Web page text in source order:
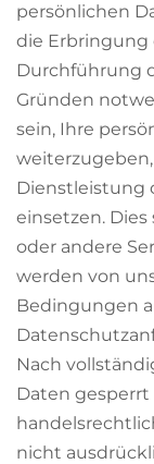
persönlichen
die Erbringung
Durchführung
Gründen
sein, Ihre
Dienstleistung
einsetzen.
oder andere
werden von
Bedingungen
Nach
Daten
nicht